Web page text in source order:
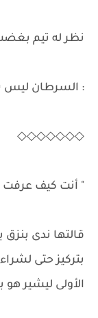
نظر له تيم
: السرطان ليس
◇◇◇◇◇◇◇
" أنت كيف عرفت
قالتها ندى بنزق
بتركيز حتى
الأولى ليشير هو